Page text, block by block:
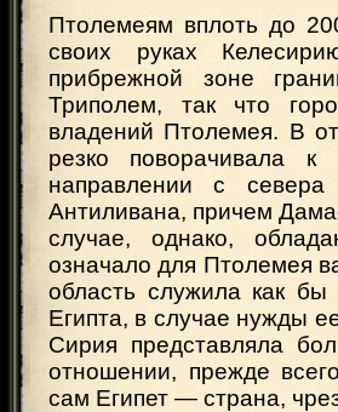
Птолемеям вплоть до
своих руках
прибрежной зоне
Триполем, так что
владений Птолемея. В
резко поворачивала
направлении с
Антиливана, причем
случае, однако,
означало для Птолемея
область служила как
Египта, в случае нужды
Сирия представляла
отношении, прежде
сам Египет — страна,